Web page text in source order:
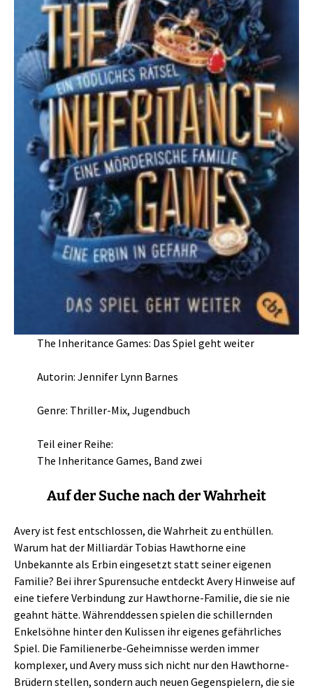
The Inheritance Games: Das Spiel geht weiter
Autorin: Jennifer Lynn Barnes
Genre: Thriller-Mix, Jugendbuch
Teil einer Reihe:
The Inheritance Games, Band zwei
Auf der Suche nach der Wahrheit
Avery ist fest entschlossen, die Wahrheit zu enthüllen.
Warum hat der Milliardär Tobias Hawthorne eine
Unbekannte als Erbin eingesetzt statt seiner eigenen
Familie? Bei ihrer Spurensuche entdeckt Avery Hinweise auf
eine tiefere Verbindung zur Hawthorne-Familie, die sie nie
geahnt hätte. Währenddessen spielen die schillernden
Enkelsöhne hinter den Kulissen ihr eigenes gefährliches
Spiel. Die Familienerbe-Geheimnisse werden immer
komplexer, und Avery muss sich nicht nur den Hawthorne-
Brüdern stellen, sondern auch neuen Gegenspielern, die sie